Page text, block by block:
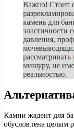
Важно! Стоит
камень для
эластичности
давления,
рассматривать
мишуру, не
реальностью.
Камни жадеит для
обусловлена целым